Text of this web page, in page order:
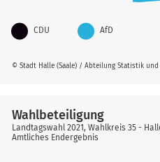
© Stadt Halle (Saale) / Abteilung Statistik und
CDU AfD
Wahlbeteiligung
Landtagswahl 2021, Wahlkreis 35 -
Amtliches Endergebnis